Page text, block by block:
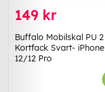
149 kr
Buffalo Mobilskal PU 2
Kortfack Svart- iPhone
12/12 Pro